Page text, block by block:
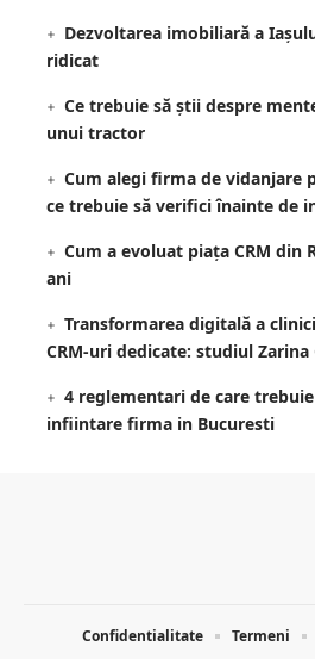
Dezvoltarea imobiliară a
ridicat
Ce trebuie să știi despre
unui tractor
Cum alegi firma de vidanjare
ce trebuie să verifici înainte de
Cum a evoluat piața CRM din
ani
Transformarea digitală a
CRM-uri dedicate: studiul Zarina
4 reglementari de care
infiintare firma in Bucuresti
Confidentialitate Termeni